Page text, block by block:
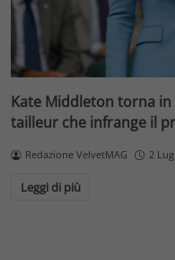
Kate Middleton torna
tailleur che infrange il
Redazione VelvetMAG 2
Leggi di più